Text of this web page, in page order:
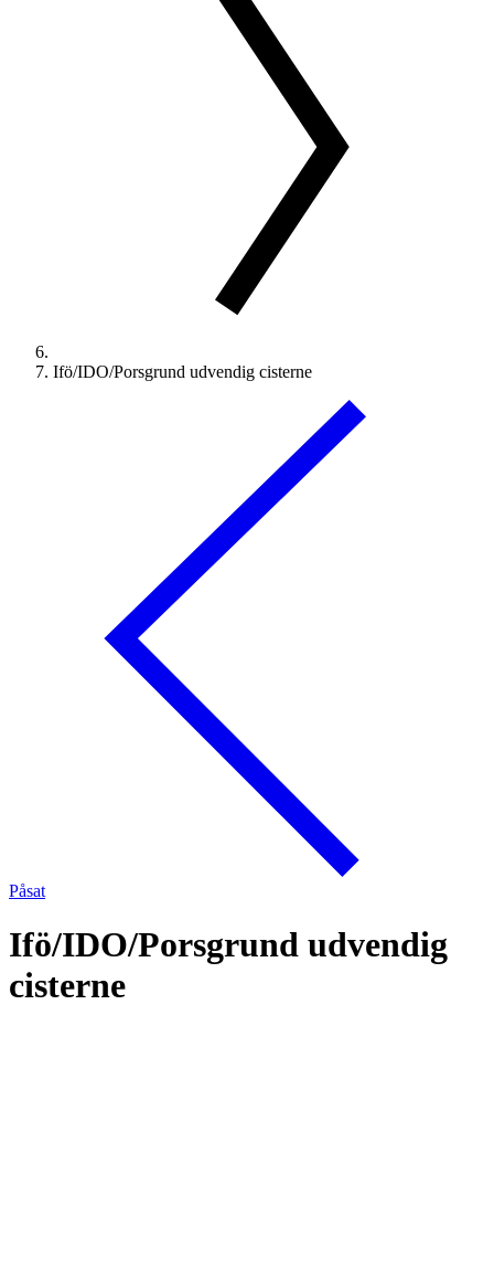
Ifö/IDO/Porsgrund udvendig cisterne
Påsat
Ifö/IDO/Porsgrund udvendig
cisterne